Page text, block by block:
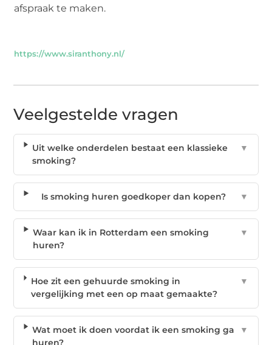
afspraak te maken.
https://www.siranthony.nl/
Veelgestelde vragen
Uit welke onderdelen bestaat een klassieke
smoking?
▼
Is smoking huren goedkoper dan kopen? ▼
Waar kan ik in Rotterdam een smoking
huren?
▼
Hoe zit een gehuurde smoking in
vergelijking met een op maat gemaakte?
▼
Wat moet ik doen voordat ik een smoking ga
huren?
▼